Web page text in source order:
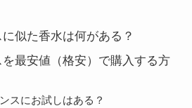
似た香水は何がある？
最安値（格安）で購入する方
スにお試しはある？